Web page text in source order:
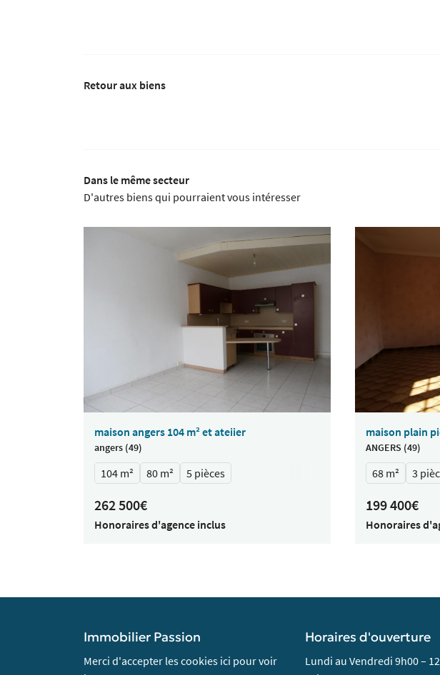
Retour aux biens
Dans le même secteur
D'autres biens qui pourraient vous intéresser
maison angers 104 m² et ateiier
angers (49)
104 m² 80 m² 5 pièces
262 500€
Honoraires d'agence inclus
maison plain
ANGERS (49)
68 m² 3
199 400€
Honoraires
Immobilier Passion
Merci d'accepter les cookies ici pour voir
Horaires d'ouverture
Lundi au Vendredi 9h00 –